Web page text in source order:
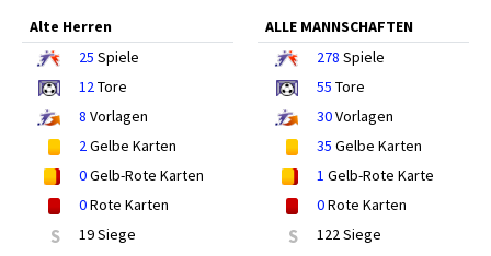
Alte Herren
25 Spiele
12Tore
8 Vorlagen
2Gelbe Karten
0Gelb-Rote Karten
0Rote Karten
S 19 Siege
ALLE MANNSCHAFTEN
278 Spiele
55 Tore
30Vorlagen
35 Gelbe Karten
1 Gelb-Rote Karte
0Rote Karten
S 122 Siege